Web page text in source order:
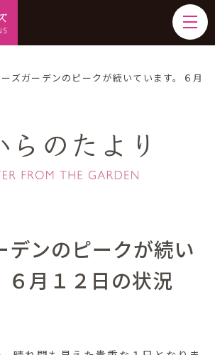
ズガーデンのピークが続いています。６月
らのたより
デンのピークが続い
６月１２日の状況